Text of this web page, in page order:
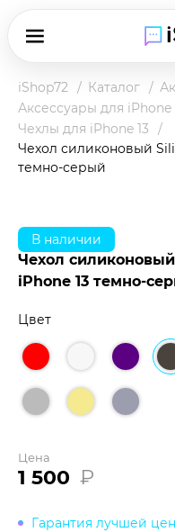
iShop72 Каталог
Аксессуары для iPhone
Чехлы для iPhone 13
Чехол силиконовый
темно-серый
В наличии
Чехол
iPhone 13 темно-
Цвет
Цена
1 500 ₽
Гарантия лучшей